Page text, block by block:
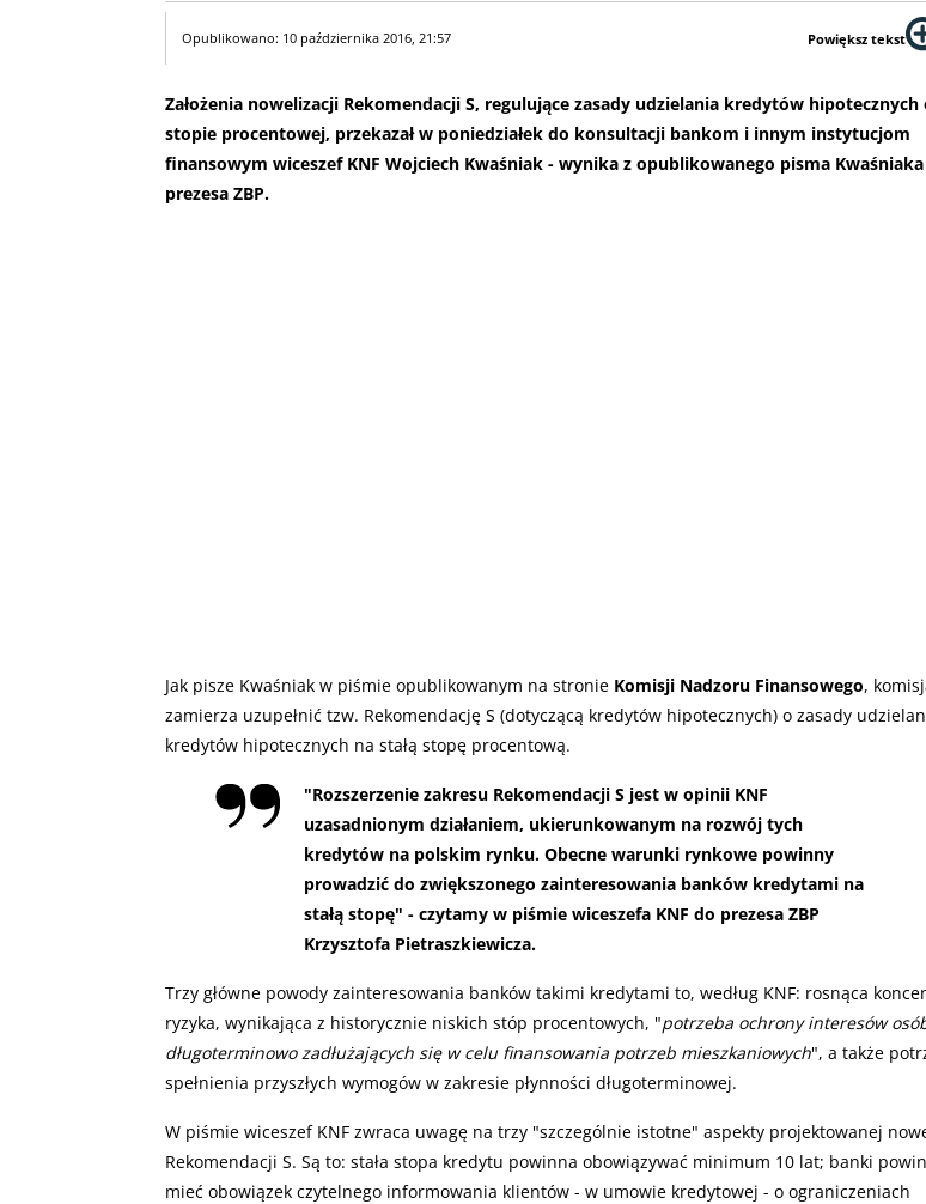
Opublikowano: 10 października 2016, 21:57 Powiększ tekst
Założenia nowelizacji Rekomendacji S, regulujące zasady udzielania kredytów hipotecznych
stopie procentowej, przekazał w poniedziałek do konsultacji bankom i innym instytucjom
finansowym wiceszef KNF Wojciech Kwaśniak - wynika z opublikowanego pisma
prezesa ZBP.
Jak pisze Kwaśniak w piśmie opublikowanym na stronie Komisji Nadzoru Finansowego,
zamierza uzupełnić tzw. Rekomendację S (dotyczącą kredytów hipotecznych) o zasady
kredytów hipotecznych na stałą stopę procentową.
"Rozszerzenie zakresu Rekomendacji S jest w opinii KNF
uzasadnionym działaniem, ukierunkowanym na rozwój tych
kredytów na polskim rynku. Obecne warunki rynkowe powinny
prowadzić do zwiększonego zainteresowania banków kredytami na
stałą stopę" - czytamy w piśmie wiceszefa KNF do prezesa ZBP
Krzysztofa Pietraszkiewicza.
Trzy główne powody zainteresowania banków takimi kredytami to, według KNF: rosnąca
ryzyka, wynikająca z historycznie niskich stóp procentowych, "potrzeba ochrony interesów
długoterminowo zadłużających się w celu finansowania potrzeb mieszkaniowych", a także
spełnienia przyszłych wymogów w zakresie płynności długoterminowej.
W piśmie wiceszef KNF zwraca uwagę na trzy "szczególnie istotne" aspekty projektowanej
Rekomendacji S. Są to: stała stopa kredytu powinna obowiązywać minimum 10 lat; banki
mieć obowiązek czytelnego informowania klientów - w umowie kredytowej - o ograniczeniach